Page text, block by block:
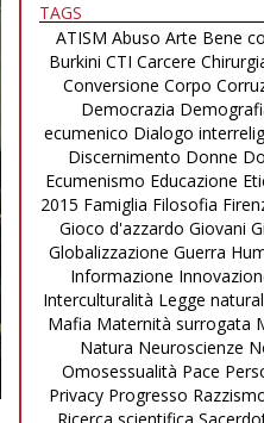
TAGS
ATISM Abuso Arte Bene
Burkini CTI Carcere
Conversione Corpo
Democrazia
ecumenico Dialogo
Discernimento Donne
Ecumenismo Educazione
2015 Famiglia Filosofia
Gioco d'azzardo Giovani
Globalizzazione Guerra
Informazione
Interculturalità Legge
Mafia Maternità surrogata
Natura Neuroscienze
Omosessualità Pace
Privacy Progresso